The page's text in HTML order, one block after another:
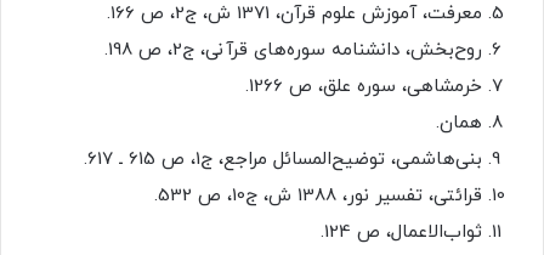
معرفت، آموزش علوم قرآن، 1371 ش، ج2، ص 166.
روح‌بخش، دانشنامه سوره‌های قرآنی، ج2، ص 198.
خرمشاهی، سوره علق، ص 1266.
همان.
بنی‌هاشمی، توضیح‌المسائل مراجع، ج1، ص 615 ـ 617.
قرائتی، تفسیر نور، 1388 ش، ج10، ص 532.
ثواب‌الاعمال، ص 124.